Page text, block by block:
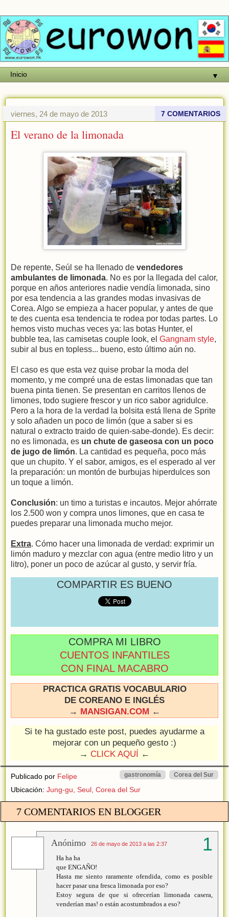
▼
viernes, 24 de mayo de 2013 7 COMENTARIOS
El verano de la limonada
De repente, Seúl se ha llenado de vendedores
ambulantes de limonada. No es por la llegada del calor,
porque en años anteriores nadie vendía limonada, sino
por esa tendencia a las grandes modas invasivas de
Corea. Algo se empieza a hacer popular, y antes de que
te des cuenta esa tendencia te rodea por todas partes. Lo
hemos visto muchas veces ya: las botas Hunter, el
bubble tea, las camisetas couple look, el Gangnam style,
subir al bus en topless... bueno, esto último aún no.
El caso es que esta vez quise probar la moda del
momento, y me compré una de estas limonadas que tan
buena pinta tienen. Se presentan en carritos llenos de
limones, todo sugiere frescor y un rico sabor agridulce.
Pero a la hora de la verdad la bolsita está llena de Sprite
y solo añaden un poco de limón (que a saber si es
natural o extracto traido de quien-sabe-donde). Es decir:
no es limonada, es un chute de gaseosa con un poco
de jugo de limón. La cantidad es pequeña, poco más
que un chupito. Y el sabor, amigos, es el esperado al ver
la preparación: un montón de burbujas hiperdulces son
un toque a limón.
Conclusión: un timo a turistas e incautos. Mejor ahórrate
los 2.500 won y compra unos limones, que en casa te
puedes preparar una limonada mucho mejor.
Extra. Cómo hacer una limonada de verdad: exprimir un
limón maduro y mezclar con agua (entre medio litro y un
litro), poner un poco de azúcar al gusto, y servir fría.
COMPARTIR ES BUENO
COMPRA MI LIBRO
CUENTOS INFANTILES
CON FINAL MACABRO
PRACTICA GRATIS VOCABULARIO
DE COREANO E INGLÉS
→ MANSIGAN.COM ←
Si te ha gustado este post, puedes ayudarme a
mejorar con un pequeño gesto :)
→ CLICK AQUÍ ←
Publicado por Felipe Corea del Sur
gastronomía
Ubicación: Jung-gu, Seul, Corea del Sur
7 COMENTARIOS EN BLOGGER
Anónimo 26 de mayo de 2013 a las 2:37
Ha ha ha
que ENGAÑO!
Hasta me siento raramente ofendida, como es posible
hacer pasar una fresca limonada por eso?
Estoy segura de que si ofrecerían limonada casera,
venderían mas! o están acostumbrados a eso?